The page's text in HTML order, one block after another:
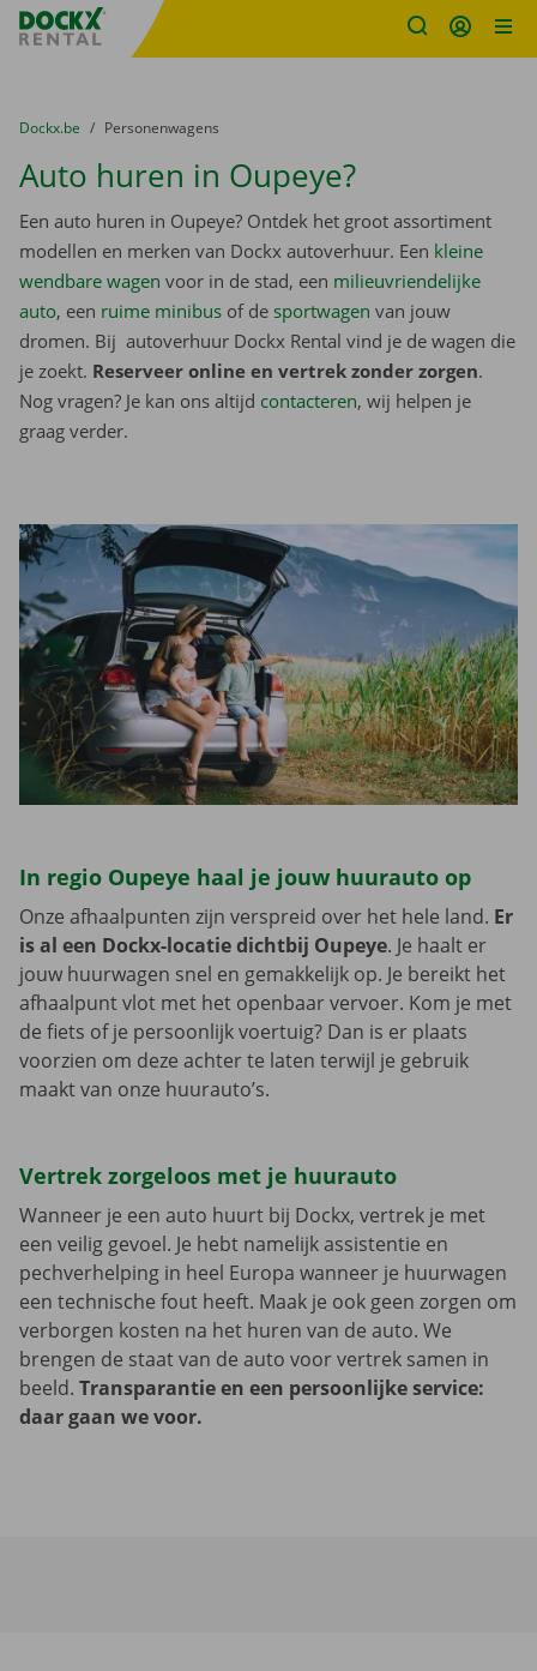
Fratello DEMO
U bevindt zich hier:
van
Dockx.be naar
Personenwagens
Auto huren in Oupeye?
Een auto huren in Oupeye? Ontdek het groot assortiment
modellen en merken van Dockx autoverhuur. Een kleine
wendbare wagen voor in de stad, een milieuvriendelijke
auto, een ruime minibus of de sportwagen van jouw
dromen. Bij autoverhuur Dockx Rental vind je de wagen die
je zoekt. Reserveer online en vertrek zonder zorgen.
Nog vragen? Je kan ons altijd contacteren, wij helpen je
graag verder.
In regio Oupeye haal je jouw huurauto op
Onze afhaalpunten zijn verspreid over het hele land. Er
is al een Dockx-locatie dichtbij Oupeye. Je haalt er
jouw huurwagen snel en gemakkelijk op. Je bereikt het
afhaalpunt vlot met het openbaar vervoer. Kom je met
de fiets of je persoonlijk voertuig? Dan is er plaats
voorzien om deze achter te laten terwijl je gebruik
maakt van onze huurauto’s.
Vertrek zorgeloos met je huurauto
Wanneer je een auto huurt bij Dockx, vertrek je met
een veilig gevoel. Je hebt namelijk assistentie en
pechverhelping in heel Europa wanneer je huurwagen
een technische fout heeft. Maak je ook geen zorgen om
verborgen kosten na het huren van de auto. We
brengen de staat van de auto voor vertrek samen in
beeld. Transparantie en een persoonlijke service:
daar gaan we voor.